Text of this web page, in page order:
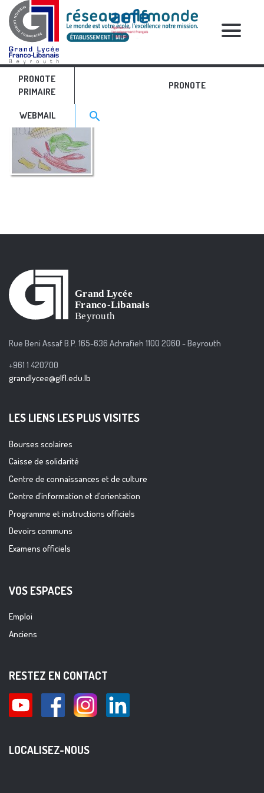
PRONOTE
PRIMAIRE
PRONOTE
WEBMAIL Search for:>
search
RELATIVE POSTS
anglais 1
Rue Beni Assaf B.P. 165-636 Achrafieh 1100 2060 - Beyrouth
+961 1 420700
grandlycee@glfl.edu.lb
LES LIENS LES PLUS VISITES
Bourses scolaires
Caisse de solidarité
Centre de connaissances et de culture
Centre d’information et d’orientation
Programme et instructions officiels
Devoirs communs
Examens officiels
VOS ESPACES
Emploi
Anciens
RESTEZ EN CONTACT
LOCALISEZ-NOUS